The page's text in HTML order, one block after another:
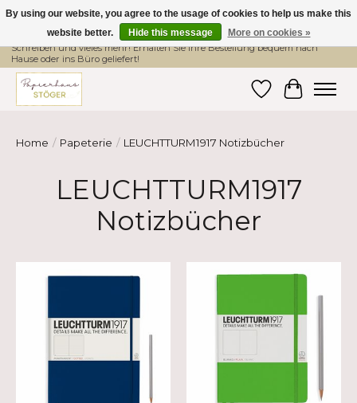
Hier finden Sie hochwertige Produkte im Bereich Schule, Büro, Papier,
Schreiben und vieles mehr! Erhalten Sie Ihre Bestellung bequem nach
Hause oder ins Büro geliefert!
WishlistCart
Home / Papeterie / LEUCHTTURM1917 Notizbücher
LEUCHTTURM1917
Notizbücher
By using our website, you agree to the usage of cookies to help us make this
website better.
Hide this message More on cookies »